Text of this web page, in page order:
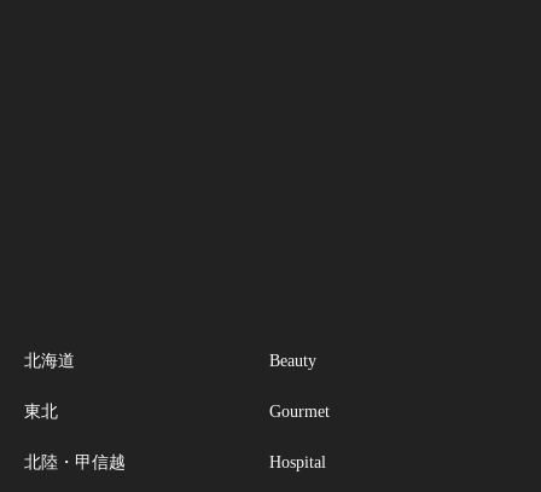
北海道
東北
北陸・甲信越
Beauty
Gourmet
Hospital